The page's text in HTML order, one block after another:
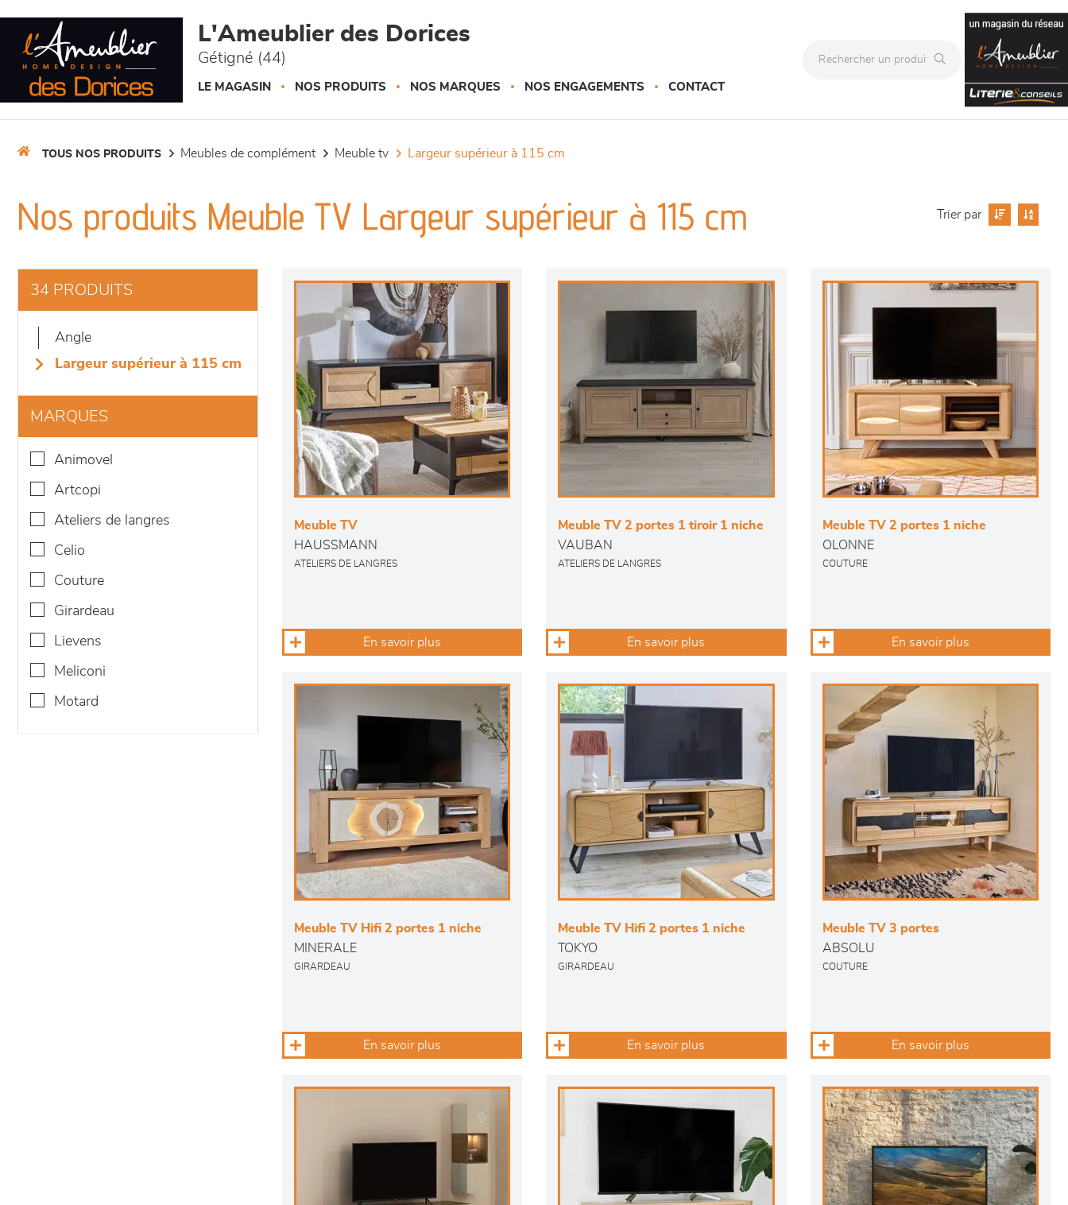
L'Ameublier des Dorices
Gétigné (44)
LE MAGASIN NOS PRODUITS NOS MARQUES NOS ENGAGEMENTS CONTACT
TOUS NOS PRODUITS meubles de complément meuble tv largeur supérieur à 115 cm
Nos produits Meuble TV Largeur supérieur à 115 cm Trier par
34 PRODUITS
angle
largeur supérieur à 115 cm
MARQUES
animovel
artcopi
ateliers de langres
celio
couture
girardeau
lievens
meliconi
motard
Meuble TV
HAUSSMANN
ATELIERS DE LANGRES
En savoir plus
Meuble TV 2 portes 1 tiroir 1 niche
VAUBAN
ATELIERS DE LANGRES
En savoir plus
Meuble TV 2 portes 1 niche
OLONNE
COUTURE
En savoir plus
Meuble TV Hifi 2 portes 1 niche
MINERALE
GIRARDEAU
En savoir plus
Meuble TV Hifi 2 portes 1 niche
TOKYO
GIRARDEAU
En savoir plus
Meuble TV 3 portes
ABSOLU
COUTURE
En savoir plus